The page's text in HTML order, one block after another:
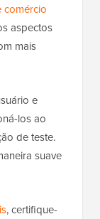
comércio
aspectos
mais
e
los ao
de teste.
suave
, certifique-